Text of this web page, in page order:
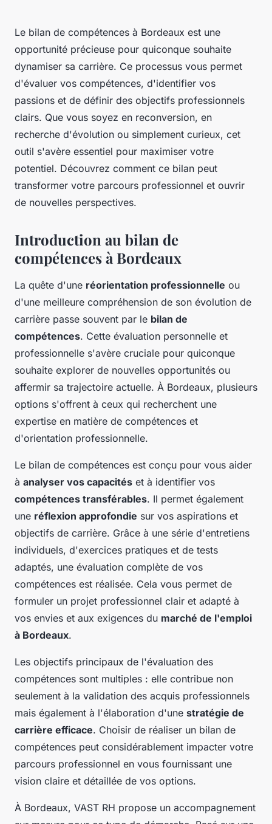
Le bilan de compétences à Bordeaux est une
opportunité précieuse pour quiconque souhaite
dynamiser sa carrière. Ce processus vous permet
d'évaluer vos compétences, d'identifier vos
passions et de définir des objectifs professionnels
clairs. Que vous soyez en reconversion, en
recherche d'évolution ou simplement curieux, cet
outil s'avère essentiel pour maximiser votre
potentiel. Découvrez comment ce bilan peut
transformer votre parcours professionnel et ouvrir
de nouvelles perspectives.
Introduction au bilan de
compétences à Bordeaux
La quête d'une réorientation professionnelle ou
d'une meilleure compréhension de son évolution de
carrière passe souvent par le bilan de
compétences. Cette évaluation personnelle et
professionnelle s'avère cruciale pour quiconque
souhaite explorer de nouvelles opportunités ou
affermir sa trajectoire actuelle. À Bordeaux, plusieurs
options s'offrent à ceux qui recherchent une
expertise en matière de compétences et
d'orientation professionnelle.
Le bilan de compétences est conçu pour vous aider
à analyser vos capacités et à identifier vos
compétences transférables. Il permet également
une réflexion approfondie sur vos aspirations et
objectifs de carrière. Grâce à une série d'entretiens
individuels, d'exercices pratiques et de tests
adaptés, une évaluation complète de vos
compétences est réalisée. Cela vous permet de
formuler un projet professionnel clair et adapté à
vos envies et aux exigences du marché de l'emploi
à Bordeaux.
Les objectifs principaux de l'évaluation des
compétences sont multiples : elle contribue non
seulement à la validation des acquis professionnels
mais également à l'élaboration d'une stratégie de
carrière efficace. Choisir de réaliser un bilan de
compétences peut considérablement impacter votre
parcours professionnel en vous fournissant une
vision claire et détaillée de vos options.
À Bordeaux, VAST RH propose un accompagnement